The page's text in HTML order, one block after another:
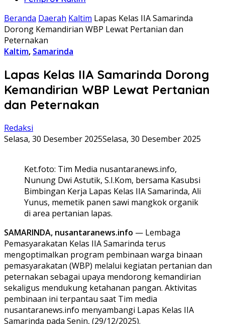
Beranda Daerah Kaltim Lapas Kelas IIA Samarinda
Dorong Kemandirian WBP Lewat Pertanian dan
Peternakan
Kaltim, Samarinda
Lapas Kelas IIA Samarinda Dorong
Kemandirian WBP Lewat Pertanian
dan Peternakan
Redaksi
Selasa, 30 Desember 2025Selasa, 30 Desember 2025
Ket.foto: Tim Media nusantaranews.info,
Nunung Dwi Astutik, S.I.Kom, bersama Kasubsi
Bimbingan Kerja Lapas Kelas IIA Samarinda, Ali
Yunus, memetik panen sawi mangkok organik
di area pertanian lapas.
SAMARINDA, nusantaranews.info — Lembaga
Pemasyarakatan Kelas IIA Samarinda terus
mengoptimalkan program pembinaan warga binaan
pemasyarakatan (WBP) melalui kegiatan pertanian dan
peternakan sebagai upaya mendorong kemandirian
sekaligus mendukung ketahanan pangan. Aktivitas
pembinaan ini terpantau saat Tim media
nusantaranews.info menyambangi Lapas Kelas IIA
Samarinda pada Senin, (29/12/2025).